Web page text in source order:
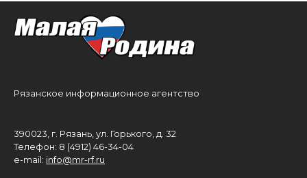
Рязанское информационное агентство
390023, г. Рязань, ул. Горького, д. 32
Телефон: 8 (4912) 46-34-04
e-mail: info@mr-rf.ru